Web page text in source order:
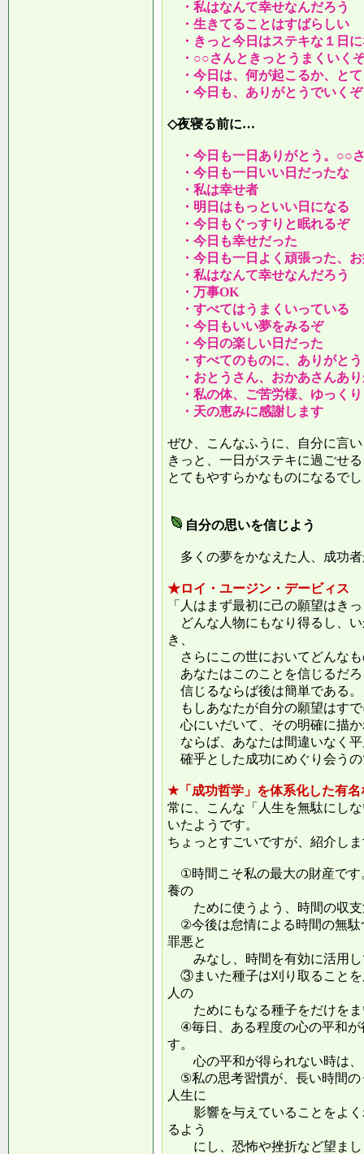
・私はなんて幸せなんだろう
・生きてることはすばらしい
・きっと今日はステキな１日
・○○さんときっとうまくいく
・今日は、何が起こるか、と
・今日も、ありがとうでいくぞ
◇夜寝る前に…
・今日も一日ありがとう。○○
・今日も一日いい日だったな
・私は幸せ者
・明日はもっといい日になる
・今日もぐっすりと眠れるぞ
・今日も幸せだった
・今日も一日よく頑張った、
・私はなんて幸せなんだろう
・万事OK
・すべてはうまくいっている
・今日もいい夢をみるぞ
・今日の楽しい日だった
・すべてのものに、ありがとう
・おとうさん、おかあさんあ
・私の体、ご苦労様、ゆっく
・天の恵みに感謝します
ぜひ、こんなふうに、自分に言
きっと、一日がステキに過ごせ
とてもやすらかなものになるで
自分の思いを信じよう
多くの夢をかなえた人、成功
★ロイ・ユージン・デービィス
「人はまず最初に己の願望はき
どんな人物にもなり得るし、
き、
さらにこの世においてどんな
あなたはこのことを信じるだ
信じるならば後は簡単である。
もしあなたが自分の願望はす
心にいだいて、その明確に描
ならば、あなたは間違いなく
確乎とした成功にめぐり会う
★「成功哲学」を体系化した有
常に、こんな「人生を無駄にし
いたようです。
ちょっとすごいですが、紹介し
①時間こそ私の最大の財産です
養の
ために使うよう、時間の収支
②今後は怠情による時間の無駄
罪悪と
みなし、時間を有効に活用し
③まいた種子は刈り取ることを
人の
ためにもなる種子をだけをま
④毎日、ある程度の心の平和が
す。
心の平和が得られない時は、
⑤私の思考習慣が、長い時間の
人生に
影響を与えていることをよく
るよう
にし、恐怖や挫折など望まし